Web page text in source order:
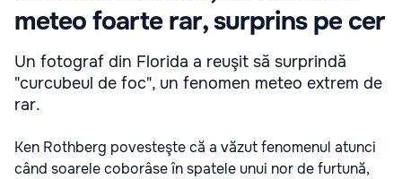
meteo foarte rar, surprins pe cer
Un fotograf din Florida a reuşit să surprindă
"curcubeul de foc", un fenomen meteo extrem de
rar.
Ken Rothberg povesteşte că a văzut fenomenul atunci
când soarele coborâse în spatele unui nor de furtună,